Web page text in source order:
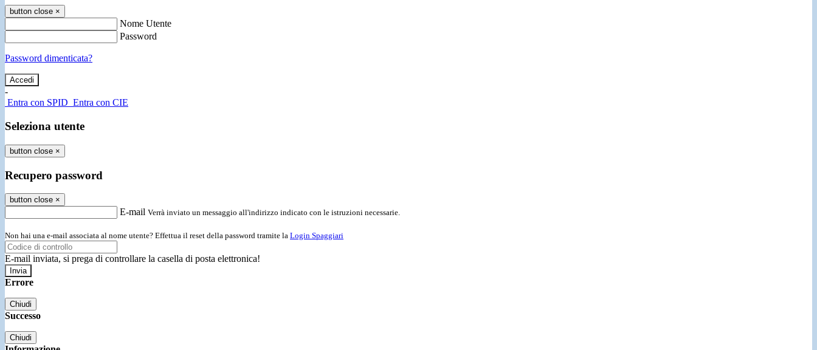
button close ×
Nome Utente
Password
Password dimenticata?
-
Entra con SPID Entra con CIE
Seleziona utente
button close ×
Recupero password
button close ×
E-mail Verrà inviato un messaggio all'indirizzo indicato con le istruzioni necessarie.
Non hai una e-mail associata al nome utente? Effettua il reset della password tramite la Login Spaggiari
E-mail inviata, si prega di controllare la casella di posta elettronica!
Errore
Chiudi
Successo
Chiudi